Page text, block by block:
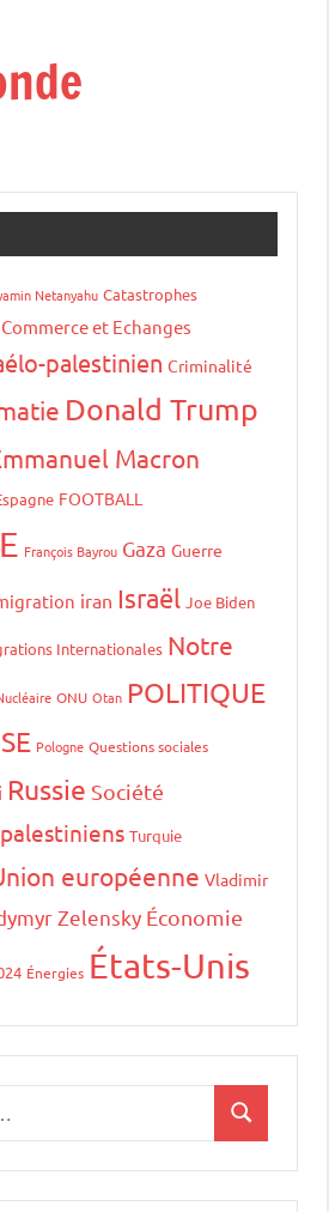
Netanyahu Catastrophes
Commerce et Echanges
palestinien Criminalité
Donald Trump
Macron
FOOTBALL
François Bayrou Gaza Guerre
iran Israël Joe Biden
Internationales Notre
ONU Otan POLITIQUE
Pologne Questions sociales
Russie Société
Turquie
européenne Vladimir
Zelensky Économie
Énergies États-Unis